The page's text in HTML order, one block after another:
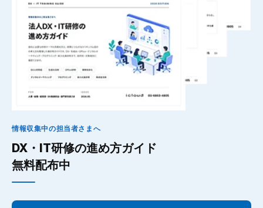
情報収集中の担当者さまへ
DX・IT研修の進め方ガイド
無料配布中